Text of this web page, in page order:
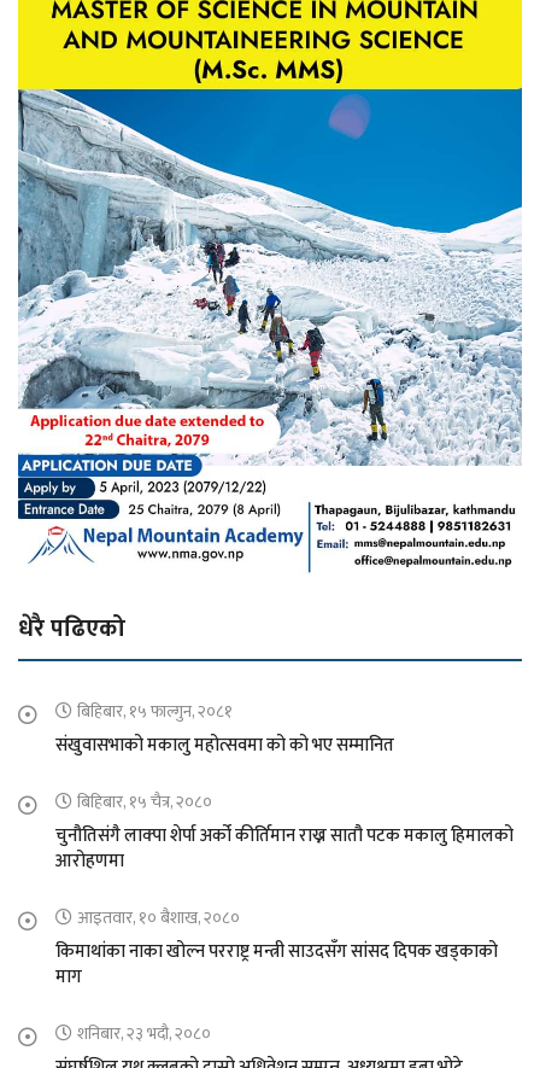
धेरै पढिएको
बिहिबार, १५ फाल्गुन, २०८१
संखुवासभाको मकालु महोत्सवमा को को भए सम्मानित
बिहिबार, १५ चैत्र, २०८०
चुनौतिसंगै लाक्पा शेर्पा अर्को कीर्तिमान राख्न सातौ पटक मकालु हिमालको
आरोहणमा
आइतवार, १० बैशाख, २०८०
किमाथांका नाका खोल्न परराष्ट्र मन्त्री साउदसँग सांसद दिपक खड्काको
माग
शनिबार, २३ भदौ, २०८०